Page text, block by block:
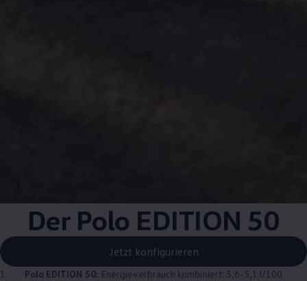
Der Polo EDITION 50
Jetzt konfigurieren
1. Polo EDITION 50: Energieverbrauch kombiniert: 5,6-5,1 l/100